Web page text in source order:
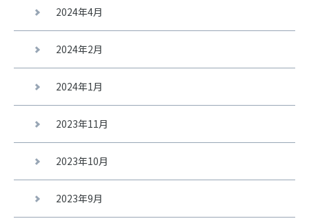
2024年4月
2024年2月
2024年1月
2023年11月
2023年10月
2023年9月